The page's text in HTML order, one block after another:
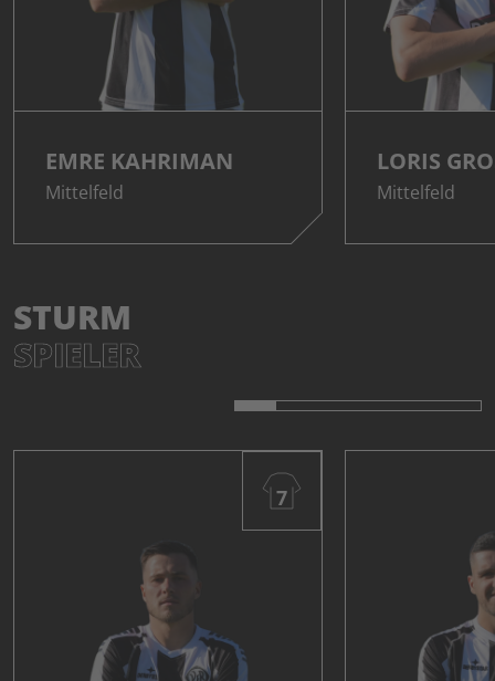
EMRE KAHRIMAN
Mittelfeld
LORIS
Mittelfeld
STURM
SPIELER
7